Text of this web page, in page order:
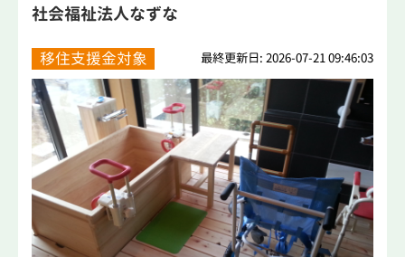
社会福祉法人なずな
移住支援金対象 最終更新日: 2026-07-21 09:46:03